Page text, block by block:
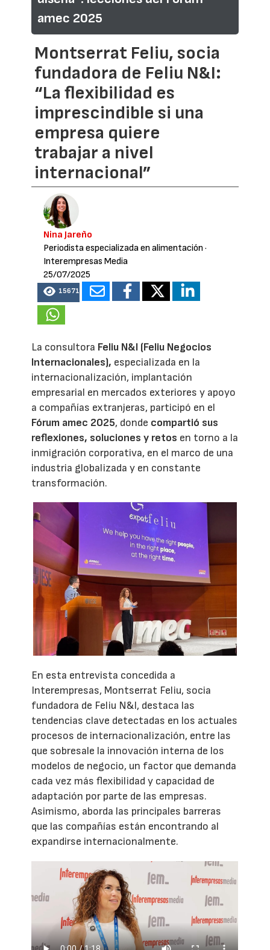
amec 2025
Montserrat Feliu, socia
fundadora de Feliu N&I:
“La flexibilidad es
imprescindible si una
empresa quiere
trabajar a nivel
internacional”
Nina Jareño
Periodista especializada en alimentación ·
Interempresas Media
25/07/2025
15671
La consultora Feliu N&I (Feliu Negocios
Internacionales), especializada en la
internacionalización, implantación
empresarial en mercados exteriores y apoyo
a compañías extranjeras, participó en el
Fórum amec 2025, donde compartió sus
reflexiones, soluciones y retos en torno a la
inmigración corporativa, en el marco de una
industria globalizada y en constante
transformación.
En esta entrevista concedida a
Interempresas, Montserrat Feliu, socia
fundadora de Feliu N&I, destaca las
tendencias clave detectadas en los actuales
procesos de internacionalización, entre las
que sobresale la innovación interna de los
modelos de negocio, un factor que demanda
cada vez más flexibilidad y capacidad de
adaptación por parte de las empresas.
Asimismo, aborda las principales barreras
que las compañías están encontrando al
expandirse internacionalmente.